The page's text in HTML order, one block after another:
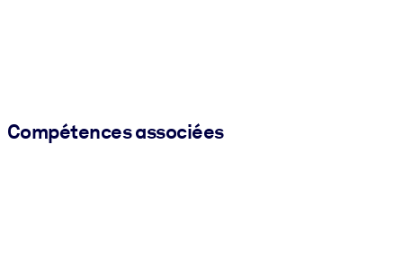
Compétences associées